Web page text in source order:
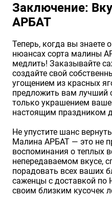
Заключение:
АРБАТ
Теперь, когда вы знаете
нюансах сорта малины
медлить! Заказывайте
создайте свой
угощением из красных
предложить вам лучший
только украшением
настоящим праздником
Не упустите шанс
Малина АРБАТ — это не
воспоминания о теплых
непередаваемом вкусе,
порадовать всех ваших
саженцы с доставкой по
своим близким кусочек